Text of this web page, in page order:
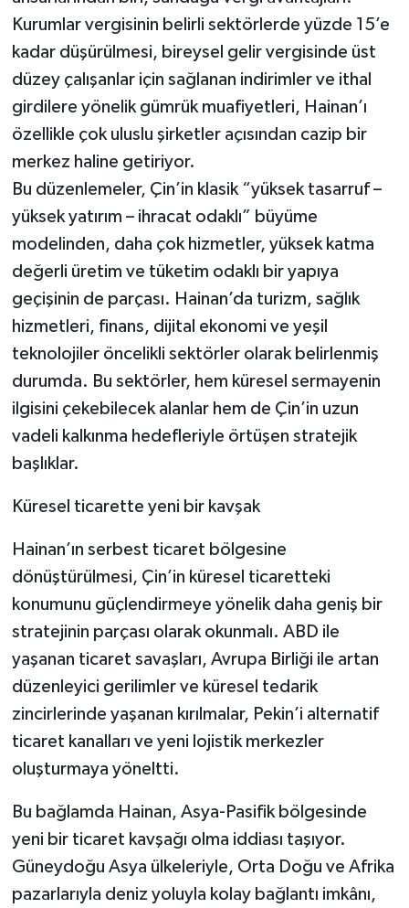
Kurumlar vergisinin belirli sektörlerde yüzde 15’e
kadar düşürülmesi, bireysel gelir vergisinde üst
düzey çalışanlar için sağlanan indirimler ve ithal
girdilere yönelik gümrük muafiyetleri, Hainan’ı
özellikle çok uluslu şirketler açısından cazip bir
merkez haline getiriyor.
Bu düzenlemeler, Çin’in klasik “yüksek tasarruf –
yüksek yatırım – ihracat odaklı” büyüme
modelinden, daha çok hizmetler, yüksek katma
değerli üretim ve tüketim odaklı bir yapıya
geçişinin de parçası. Hainan’da turizm, sağlık
hizmetleri, finans, dijital ekonomi ve yeşil
teknolojiler öncelikli sektörler olarak belirlenmiş
durumda. Bu sektörler, hem küresel sermayenin
ilgisini çekebilecek alanlar hem de Çin’in uzun
vadeli kalkınma hedefleriyle örtüşen stratejik
başlıklar.
Küresel ticarette yeni bir kavşak
Hainan’ın serbest ticaret bölgesine
dönüştürülmesi, Çin’in küresel ticaretteki
konumunu güçlendirmeye yönelik daha geniş bir
stratejinin parçası olarak okunmalı. ABD ile
yaşanan ticaret savaşları, Avrupa Birliği ile artan
düzenleyici gerilimler ve küresel tedarik
zincirlerinde yaşanan kırılmalar, Pekin’i alternatif
ticaret kanalları ve yeni lojistik merkezler
oluşturmaya yöneltti.
Bu bağlamda Hainan, Asya-Pasifik bölgesinde
yeni bir ticaret kavşağı olma iddiası taşıyor.
Güneydoğu Asya ülkeleriyle, Orta Doğu ve Afrika
pazarlarıyla deniz yoluyla kolay bağlantı imkânı,